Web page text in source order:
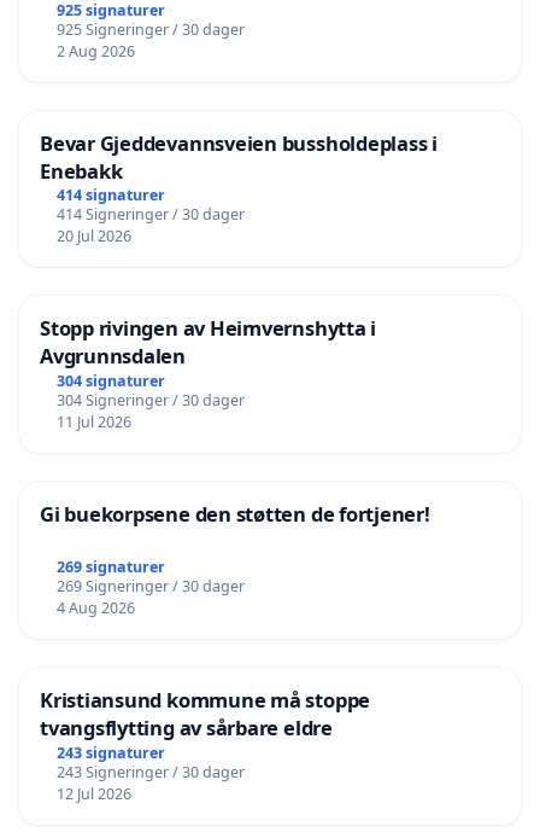
925 signaturer
925 Signeringer / 30 dager
2 Aug 2026
Bevar Gjeddevannsveien bussholdeplass i
Enebakk
414 signaturer
414 Signeringer / 30 dager
20 Jul 2026
Stopp rivingen av Heimvernshytta i
Avgrunnsdalen
304 signaturer
304 Signeringer / 30 dager
11 Jul 2026
Gi buekorpsene den støtten de fortjener!
269 signaturer
269 Signeringer / 30 dager
4 Aug 2026
Kristiansund kommune må stoppe
tvangsflytting av sårbare eldre
243 signaturer
243 Signeringer / 30 dager
12 Jul 2026